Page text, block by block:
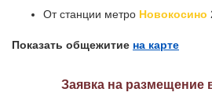
От станции метро Новокосино
Показать общежитие на карте
Заявка на размещение